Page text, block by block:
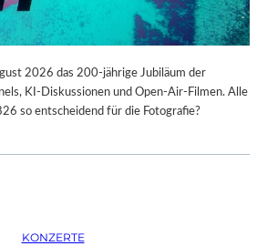
2026 das 200-jährige Jubiläum der
KI-Diskussionen und Open-Air-Filmen. Alle
so entscheidend für die Fotografie?
KONZERTE